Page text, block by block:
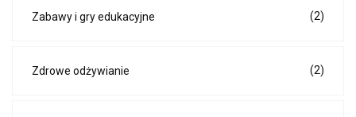
Zabawy i gry edukacyjne (2)
Zdrowe odżywianie (2)